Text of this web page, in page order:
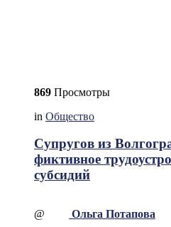
869 Просмотры
in Общество
Супругов из
фиктивное
субсидий
@ Ольга Потапова